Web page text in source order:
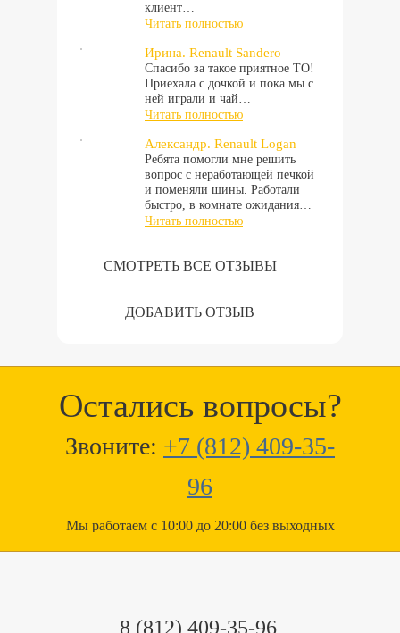
клиент…
Читать полностью
Ирина. Renault Sandero
Спасибо за такое приятное ТО!
Приехала с дочкой и пока мы с
ней играли и чай…
Читать полностью
Александр. Renault Logan
Ребята помогли мне решить
вопрос с неработающей печкой
и поменяли шины. Работали
быстро, в комнате ожидания…
Читать полностью
СМОТРЕТЬ ВСЕ ОТЗЫВЫ
ДОБАВИТЬ ОТЗЫВ
Остались вопросы?
Звоните: +7 (812) 409-35-
96
Мы работаем с 10:00 до 20:00 без выходных
8 (812) 409-35-96